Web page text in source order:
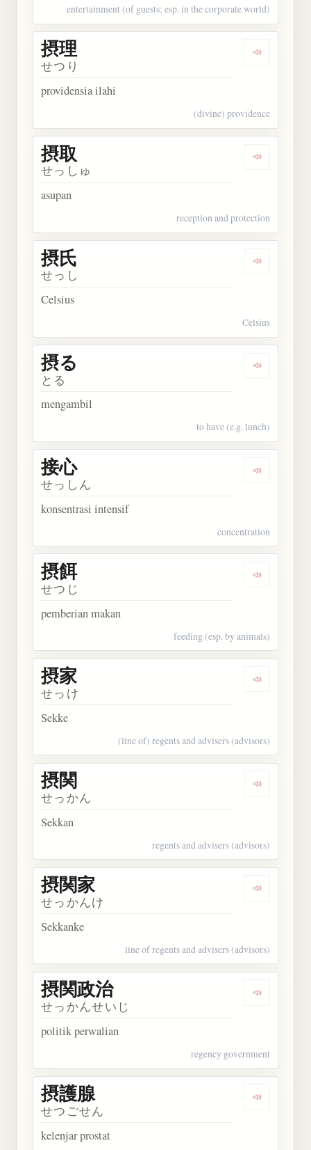
entertainment (of guests; esp. in the corporate world)
Dengarkan
摂理
せつり
providensia ilahi
(divine) providence
Dengarkan
摂取
せっしゅ
asupan
reception and protection
Dengarkan
摂氏
せっし
Celsius
Celsius
Dengarkan
摂る
とる
mengambil
to have (e.g. lunch)
Dengarkan
接心
せっしん
konsentrasi intensif
concentration
Dengarkan
摂餌
せつじ
pemberian makan
feeding (esp. by animals)
Dengarkan
摂家
せっけ
Sekke
(line of) regents and advisers (advisors)
Dengarkan
摂関
せっかん
Sekkan
regents and advisers (advisors)
Dengarkan
摂関家
せっかんけ
Sekkanke
line of regents and advisers (advisors)
Dengarkan
摂関政治
せっかんせいじ
politik perwalian
regency government
Dengarkan
摂護腺
せつごせん
kelenjar prostat